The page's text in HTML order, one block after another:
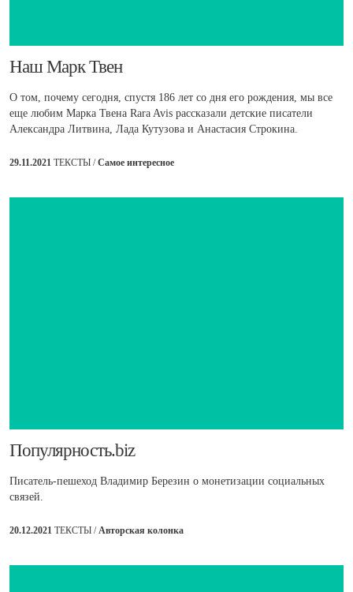
​Наш Марк Твен
О том, почему сегодня, спустя 186 лет со дня его рождения, мы все
еще любим Марка Твена Rara Avis рассказали детские писатели
Александра Литвина, Лада Кутузова и Анастасия Строкина.
29.11.2021 ТЕКСТЫ /Самое интересное
Популярность.biz
Писатель-пешеход Владимир Березин о монетизации социальных
связей.
20.12.2021 ТЕКСТЫ /Авторская колонка